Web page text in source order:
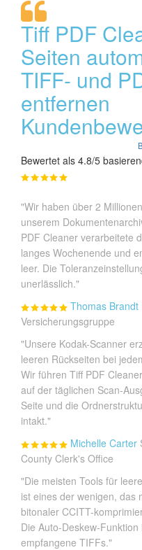
Tiff PDF
Seiten
TIFF- und
entfernen
Bewertet als 4.8/5
"Wir haben über 2
unserem
PDF Cleaner verarbeitete
langes Wochenende und
leer. Die
unerlässlich."
Thomas Brandt
Versicherungsgruppe
"Unsere Kodak-Scanner
leeren Rückseiten bei
Wir führen Tiff PDF
auf der täglichen Scan-
Seite und die
intakt."
Michelle Carter
County Clerk's Office
"Die meisten Tools für
ist eines der wenigen, das
bitonaler CCITT-
Die Auto-Deskew-
empfangene TIFFs."